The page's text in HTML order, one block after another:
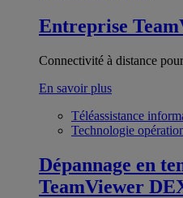
Entreprise
Connectivité à distance
En savoir plus
Téléassistance
Technologie
Dépannage en
TeamViewer